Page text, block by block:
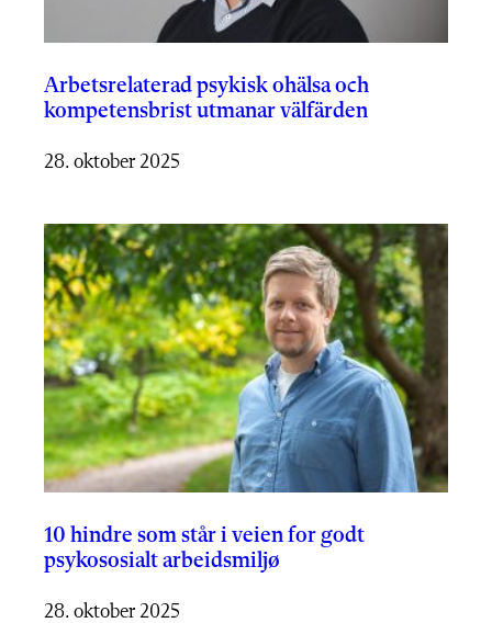
Arbetsrelaterad psykisk ohälsa och
kompetensbrist utmanar välfärden
28. oktober 2025
10 hindre som står i veien for godt
psykososialt arbeidsmiljø
28. oktober 2025